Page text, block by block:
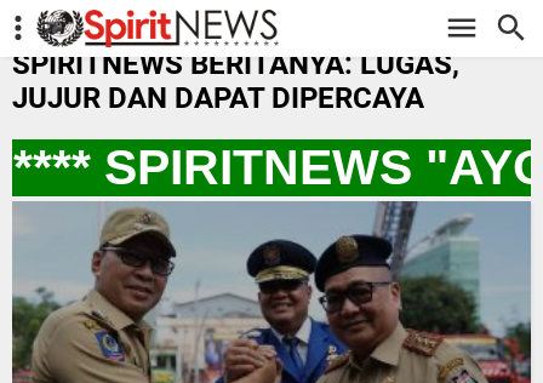
-->
SPIRITNEWS BERITANYA: LUGAS,
JUJUR DAN DAPAT DIPERCAYA
SPIRITNEWS "AYO